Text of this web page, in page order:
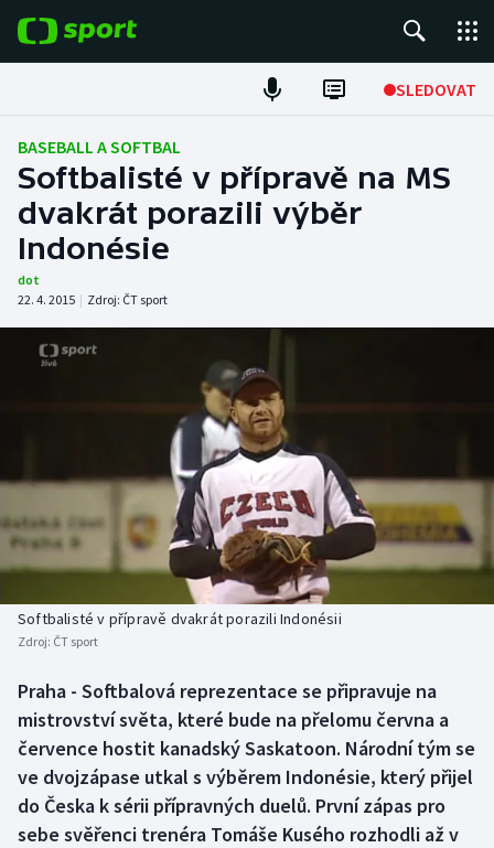
SLEDOVAT
Fotbal
Hokej
Tenis
Atletika
Cyklistika
Baseball a softbal
Basketbal
Biatlon
Box
Curling
Dostihy
Historické návraty
Aplikace ČT sport
BASEBALL A SOFTBAL
Softbalisté v přípravě na MS
dvakrát porazili výběr
Indonésie
dot
22. 4. 2015 | Zdroj: ČT sport
Softbalisté v přípravě dvakrát porazili Indonésii
Zdroj: ČT sport
Praha - Softbalová reprezentace se připravuje na
mistrovství světa, které bude na přelomu června a
července hostit kanadský Saskatoon. Národní tým se
ve dvojzápase utkal s výběrem Indonésie, který přijel
do Česka k sérii přípravných duelů. První zápas pro
sebe svěřenci trenéra Tomáše Kusého rozhodli až v